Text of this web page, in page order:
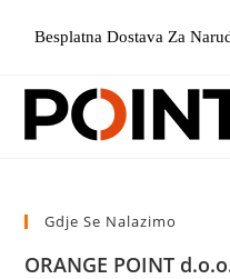
Besplatna Dostava Za
Gdje Se Nalazimo
ORANGE POINT